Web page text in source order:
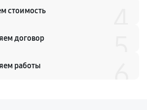
стоимость
договор
работы